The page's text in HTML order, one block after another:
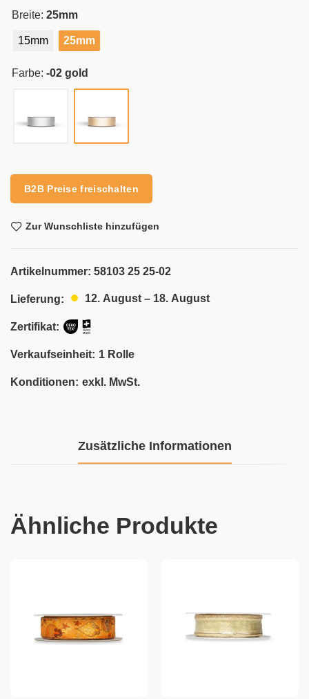
Breite: 25mm
15mm 25mm
Farbe: -02 gold
B2B Preise freischalten
Zur Wunschliste hinzufügen
Artikelnummer: 58103 25 25-02
Lieferung: 12. August – 18. August
Zertifikat:
Verkaufseinheit: 1 Rolle
Konditionen: exkl. MwSt.
Zusätzliche Informationen
Ähnliche Produkte